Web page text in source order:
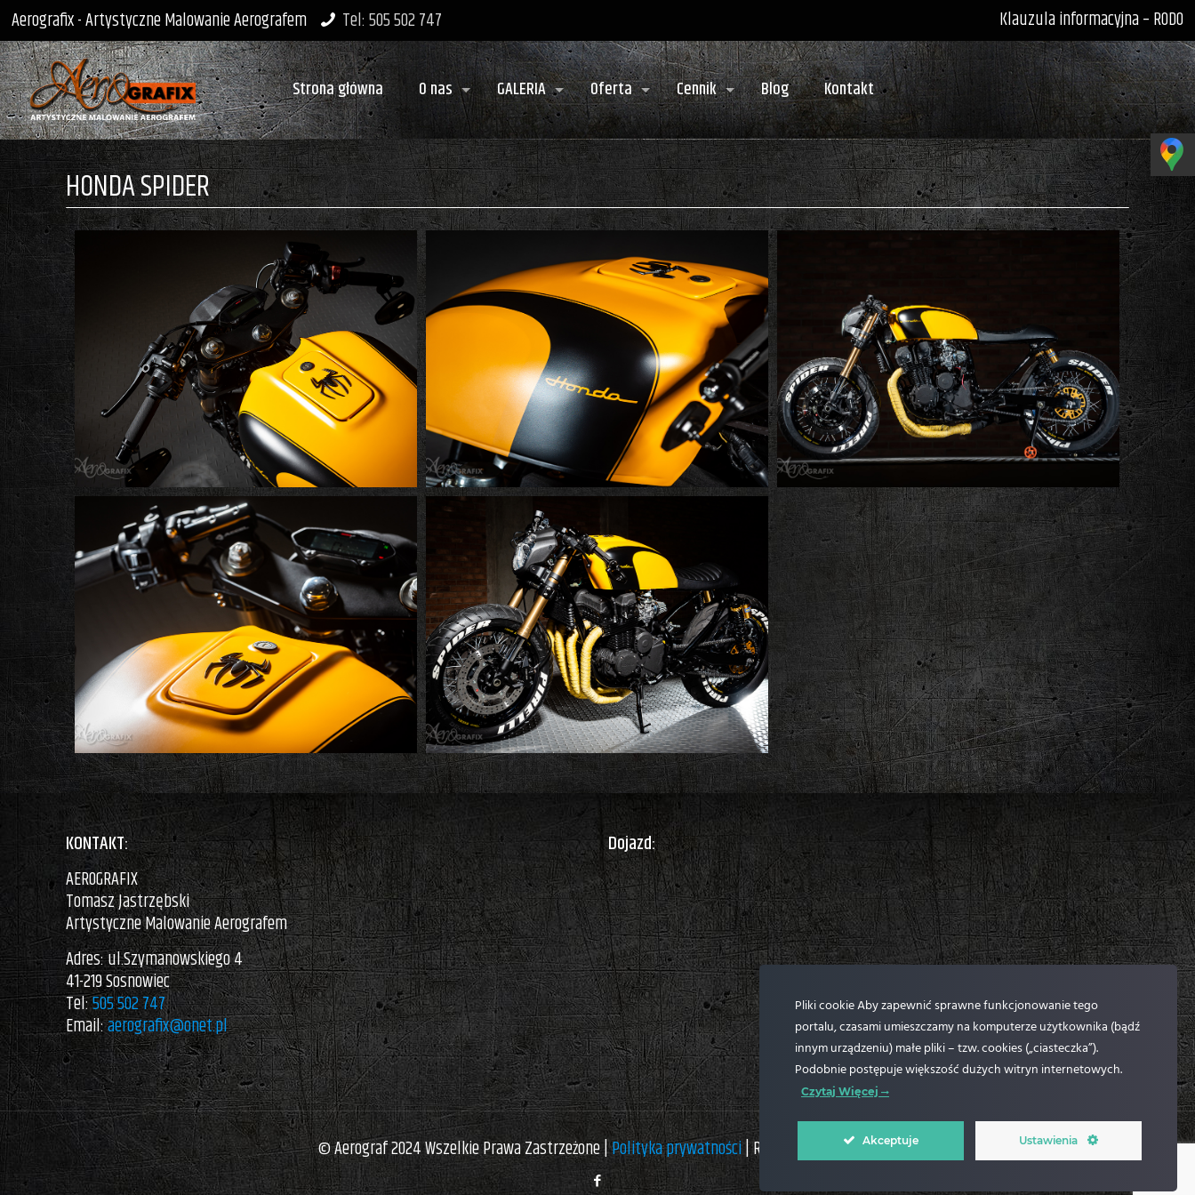
Aerografix - Artystyczne Malowanie Aerografem Tel: 505 502 747 Klauzula informacyjna – RODO
Strona główna O nas GALERIA Oferta Cennik Blog Kontakt
HONDA SPIDER
KONTAKT:
AEROGRAFIX
Tomasz Jastrzębski
Artystyczne Malowanie Aerografem
Adres: ul.Szymanowskiego 4
41-219 Sosnowiec
Tel:505 502 747
Email:aerografix@onet.pl
Dojazd:
© Aerograf 2024 Wszelkie Prawa Zastrzeżone |Polityka prywatności| Realizacja OpenTech
Pliki cookie Aby zapewnić sprawne funkcjonowanie tego
portalu, czasami umieszczamy na komputerze użytkownika (bądź
innym urządzeniu) małe pliki – tzw. cookies („ciasteczka”).
Podobnie postępuje większość dużych witryn internetowych.
Czytaj Więcej
Akceptuje Ustawienia